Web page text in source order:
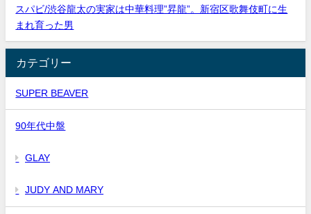
スパビ/渋谷龍太の実家は中華料理”昇龍”。新宿区歌舞伎町に生
まれ育った男
カテゴリー
SUPER BEAVER
90年代中盤
GLAY
JUDY AND MARY